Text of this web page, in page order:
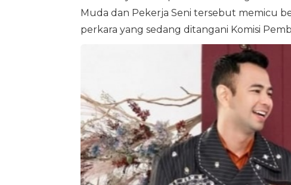
Muda dan Pekerja Seni tersebut memicu
perkara yang sedang ditangani Komisi